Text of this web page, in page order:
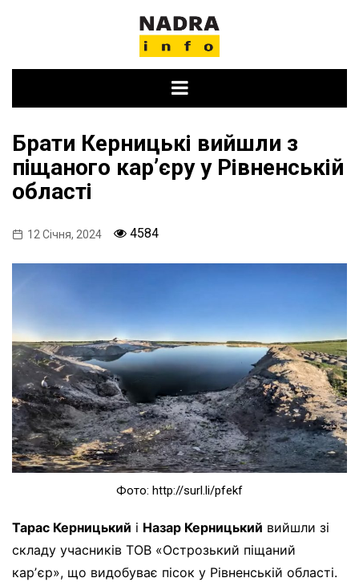
Брати Керницькі вийшли з
піщаного карʼєру у Рівненській
області
12 Січня, 2024 4584
Фото: http://surl.li/pfekf
Тарас Керницький і Назар Керницький вийшли зі
складу учасників ТОВ «Острозький піщаний
карʼєр», що видобуває пісок у Рівненській області.